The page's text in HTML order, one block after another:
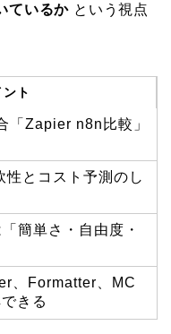
ているか という視点
ト
「Zapier n8n比較」
とコスト予測のし
簡単さ・自由度・
、Formatter、MC
きる